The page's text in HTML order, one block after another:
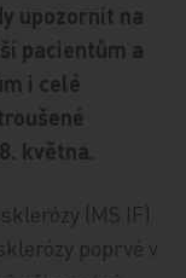
upozornit na
pacientům a
i celé
května.
(MS IF)
poprvé v